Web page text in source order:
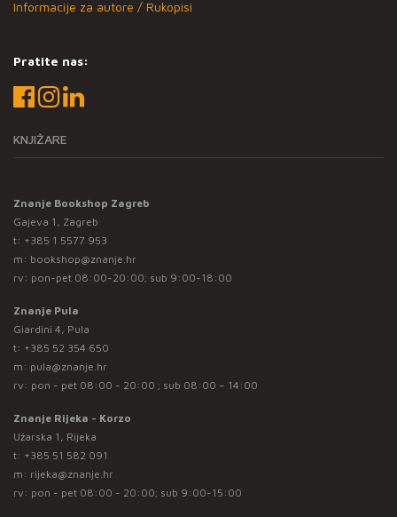
Informacije za autore / Rukopisi
Pratite nas:
KNJIŽARE
Znanje Bookshop Zagreb
Gajeva 1, Zagreb
t: +385 1 5577 953
m: bookshop@znanje.hr
rv: pon-pet 08:00-20:00; sub 9:00-18:00
Znanje Pula
Giardini 4, Pula
t: +385 52 354 650
m: pula@znanje.hr
rv: pon - pet 08:00 - 20:00 ; sub 08:00 – 14:00
Znanje Rijeka - Korzo
Užarska 1, Rijeka
t: +385 51 582 091
m: rijeka@znanje.hr
rv: pon - pet 08:00 - 20:00; sub 9:00-15:00